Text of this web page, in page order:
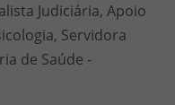
Judiciária, Apoio
Servidora
de Saúde -